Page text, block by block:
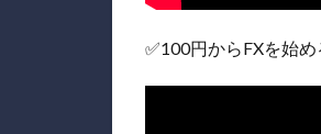
✅100円からFXを始